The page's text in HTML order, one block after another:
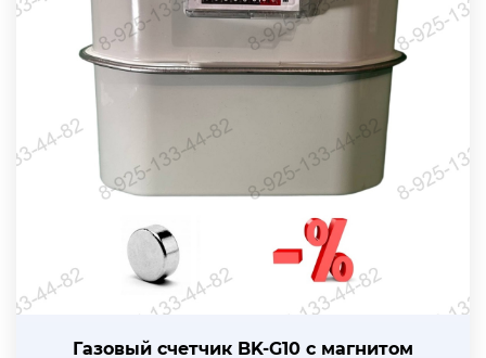
Газовый счетчик BK-G10 с магнитом